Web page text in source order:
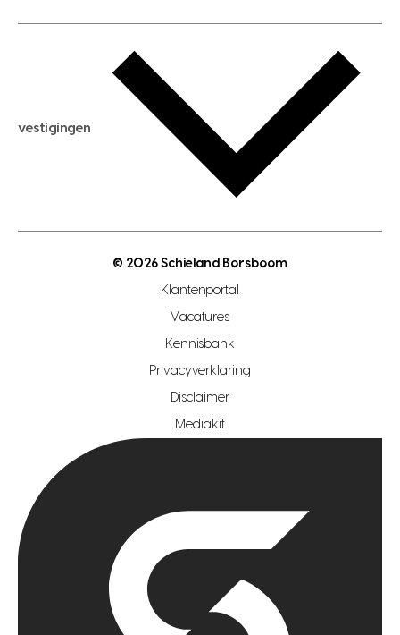
aankoopadvies
verkoopadvies
hypotheekadvies
hypotheek berekenen
maximale hypotheek berekenen
hypotheek bespaarcheck
gratis zoekprofiel aanmaken
open woningwaarde dag
vestigingen
makelaar regio zoetermeer
hypotheekshop regio den haag
hypotheekshop regio rotterdam
© 2026 Schieland Borsboom
Klantenportal
Vacatures
Kennisbank
Privacyverklaring
Disclaimer
Mediakit